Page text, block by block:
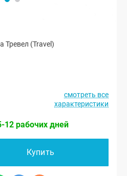
Тревел (Travel)
смотреть все
характеристики
12 рабочих дней
Купить